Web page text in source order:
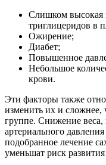
Слишком высокая
триглицеридов в
Ожирение;
Диабет;
Повышенное
Небольшое
крови.
Эти факторы также
изменить их и сложнее,
группе. Снижение веса,
артериального
подобранное лечение
уменьшат риск